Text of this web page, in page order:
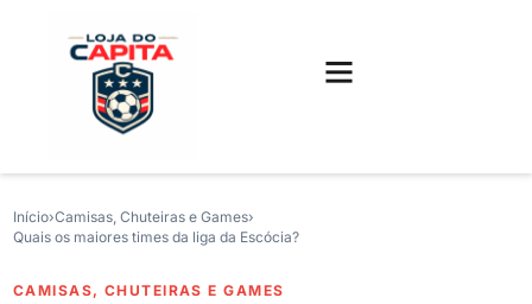
Início›Camisas, Chuteiras e Games›
Quais os maiores times da liga da Escócia?
CAMISAS, CHUTEIRAS E GAMES